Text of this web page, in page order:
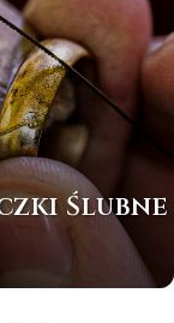
Ślubne